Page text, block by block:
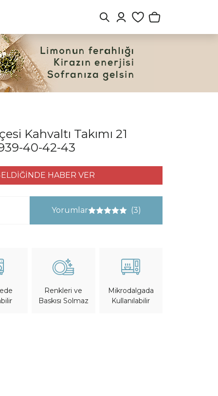
Kahvaltı Takımı 21
40-42-43
HABER VER
Yorumlar (3)
Renkleri ve
Baskısı Solmaz
Mikrodalgada
Kullanılabilir